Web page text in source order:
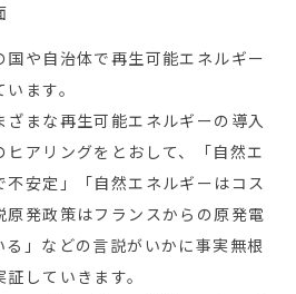
国や自治体で再生可能エネルギー
ます。
まな再生可能エネルギーの導入
アリングをとおして、「自然エ
安定」「自然エネルギーはコス
原発政策はフランスからの原発電
」などの言説がいかに事実無根
していきます。